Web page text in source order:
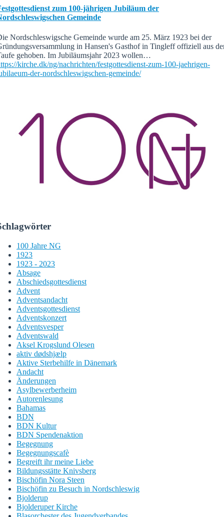
zum 100-jährigen Jubiläum der
Gemeinde
Nordschleswigsche Gemeinde wurde am 25. März 1923 bei der
in Hansen's Gasthof in Tingleff offiziell aus
gehoben. Im Jubiläumsjahr 2023 wollen…
kirche.dk/ng/nachrichten/festgottesdienst-zum-100-jaehrigen-
der-nordschleswigschen-gemeinde/
100 Jahre NG
1923
1923 - 2023
Absage
Abschiedsgottesdienst
Advent
Adventsandacht
Adventsgottesdienst
Adventskonzert
Adventsvesper
Adventswald
Aksel Krogslund Olesen
aktiv dødshjælp
Aktive Sterbehilfe in Dänemark
Andacht
Änderungen
Asylbewerberheim
Autorenlesung
Bahamas
BDN
BDN Kultur
BDN Spendenaktion
Begegnung
Begegnungscafè
Begreift ihr meine Liebe
Bildungsstätte Knivsberg
Bischöfin Nora Steen
Bischöfin zu Besuch in Nordschleswig
Bjolderup
Bjolderuper Kirche